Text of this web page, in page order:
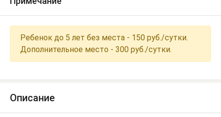
Ребенок до 5 лет без места - 150 руб./сутки.
Дополнительное место - 300 руб./сутки.
Описание